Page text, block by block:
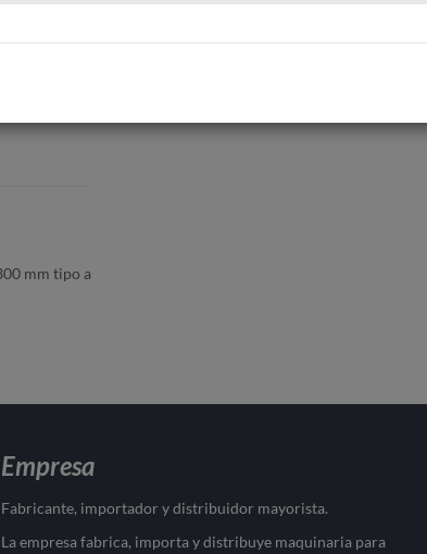
mm tipo a
Empresa
Fabricante, importador y distribuidor mayorista.
La empresa fabrica, importa y distribuye maquinaria para